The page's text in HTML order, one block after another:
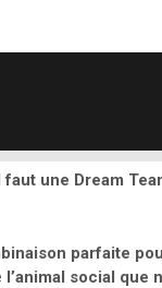
faut une Dream
parfaite
l’animal social que